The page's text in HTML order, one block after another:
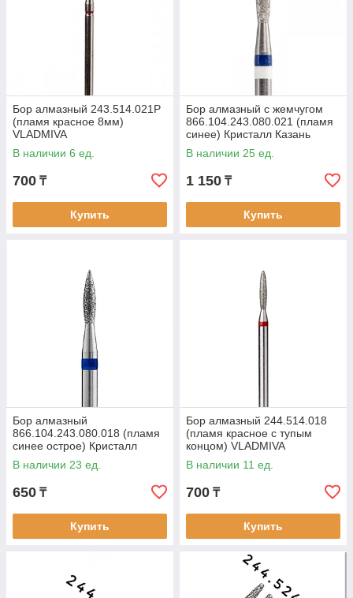
Бор алмазный 243.514.021P
(пламя красное 8мм)
VLADMIVA
В наличии 6 ед.
700 ₸
Купить
Бор алмазный с жемчугом
866.104.243.080.021 (пламя
синее) Кристалл Казань
В наличии 25 ед.
1 150 ₸
Купить
Бор алмазный
866.104.243.080.018 (пламя
синее острое) Кристалл
Казань
В наличии 23 ед.
650 ₸
Купить
Бор алмазный 244.514.018
(пламя красное с тупым
концом) VLADMIVA
В наличии 11 ед.
700 ₸
Купить